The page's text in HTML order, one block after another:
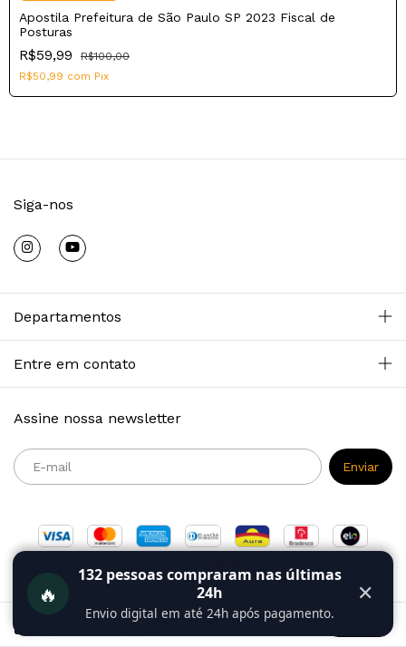
Ao navegar por este sitevocê aceita o uso de
cookies
Apostila Prefeitura de São Paulo SP 2023 Fiscal de
Posturas
R$59,99
R$100,00
R$50,99 com Pix
Siga-nos
Departamentos
Entre em contato
Assine nossa newsletter
🔥
132 pessoas compraram nas últimas
24h
Envio digital em até 24h após pagamento.
✕